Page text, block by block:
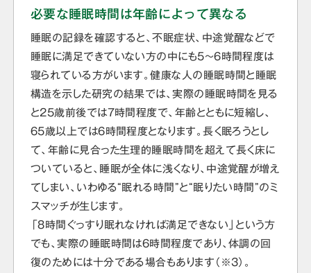
必要な睡眠時間は年齢によって異なる
睡眠の記録を確認すると、不眠症状、中途覚醒などで
睡眠に満足できていない方の中にも5～6時間程度は
寝られている方がいます。健康な人の睡眠時間と睡眠
構造を示した研究の結果では、実際の睡眠時間を見る
と25歳前後では7時間程度で、年齢とともに短縮し、
65歳以上では6時間程度となります。長く眠ろうとし
て、年齢に見合った生理的睡眠時間を超えて長く床に
ついていると、睡眠が全体に浅くなり、中途覚醒が増え
てしまい、いわゆる“眠れる時間”と“眠りたい時間”のミ
スマッチが生じます。
「8時間ぐっすり眠れなければ満足できない」という方
でも、実際の睡眠時間は6時間程度であり、体調の回
復のためには十分である場合もあります（※3）。